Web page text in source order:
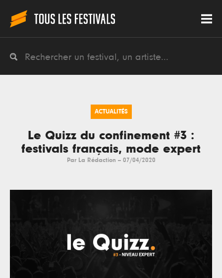
ACTUALITÉS
Le Quizz du confinement #3 :
festivals français, mode expert
Par La Rédaction -- 07/04/2020